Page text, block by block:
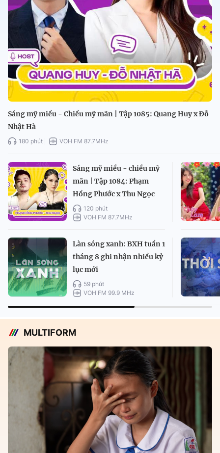
Sáng mỹ miều - Chiều mỹ mãn | Tập 1085: Quang Huy x Đỗ
Nhật Hà
180 phút VOH FM 87.7MHz
Sáng mỹ miều - chiều mỹ
mãn | Tập 1084: Phạm
Hồng Phước x Thu Ngọc
120 phút
VOH FM 87.7MHz
Làn sóng xanh: BXH tuần 1
tháng 8 ghi nhận nhiều kỷ
lục mới
59 phút
VOH FM 99.9 MHz
MULTIFORM